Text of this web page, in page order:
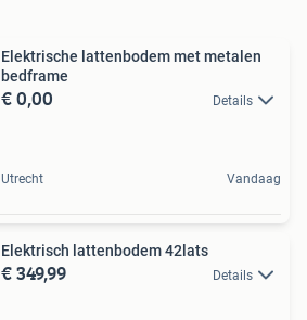
Elektrische lattenbodem met metalen
bedframe
€ 0,00 Details
Utrecht Vandaag
Elektrisch lattenbodem 42lats
€ 349,99 Details